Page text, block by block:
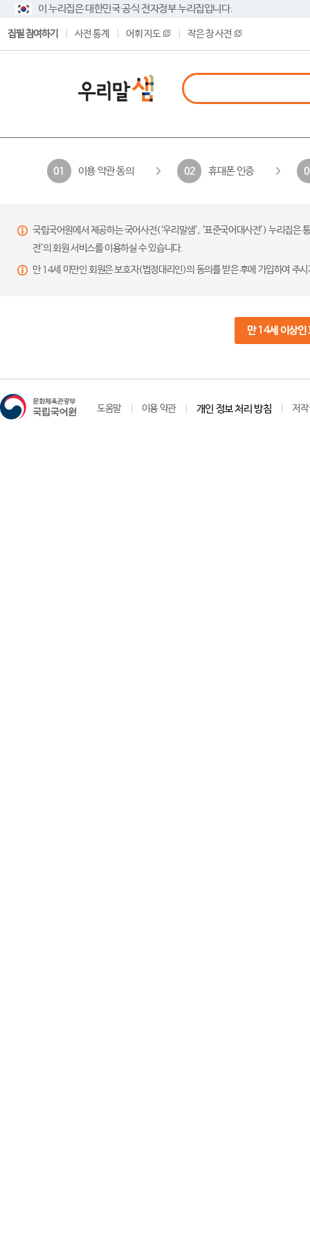
이 누리집은 대한민국 공식 전자정부 누리집입니다.
집필 참여하기 사전 통계 어휘 지도 작은 창 사전
01 이용 약관 동의 02 휴대폰 인증
국립국어원에서 제공하는 국어사전(‘우리말샘’, ‘표준국어대사전’) 누리집
전’의 회원 서비스를 이용하실 수 있습니다.
만 14세 미만인 회원은 보호자(법정대리인)의 동의를 받은 후에 가입하여 주
만 14세 이상인
도움말 이용 약관 개인 정보 처리 방침 저